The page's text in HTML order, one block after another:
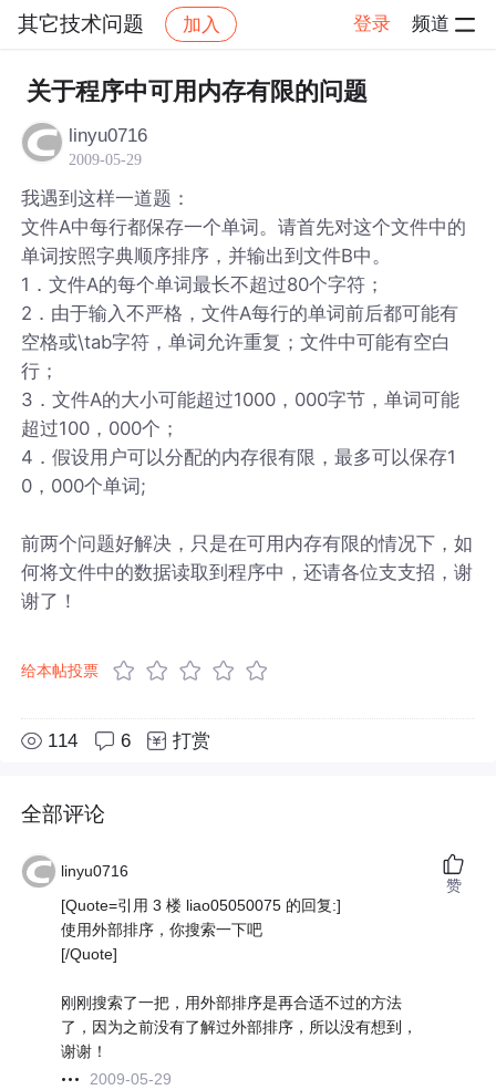
其它技术问题 加入 登录 频道
社区 其它技术问题 帖子详情
关于程序中可用内存有限的问题
linyu0716
2009-05-29
我遇到这样一道题：
文件A中每行都保存一个单词。请首先对这个文件中的
单词按照字典顺序排序，并输出到文件B中。
1．文件A的每个单词最长不超过80个字符；
2．由于输入不严格，文件A每行的单词前后都可能有
空格或\tab字符，单词允许重复；文件中可能有空白
行；
3．文件A的大小可能超过1000，000字节，单词可能
超过100，000个；
4．假设用户可以分配的内存很有限，最多可以保存1
0，000个单词;
前两个问题好解决，只是在可用内存有限的情况下，如
何将文件中的数据读取到程序中，还请各位支支招，谢
谢了！
给本帖投票
114 6 打赏
全部评论
linyu0716
[Quote=引用 3 楼 liao05050075 的回复:]
使用外部排序，你搜索一下吧
[/Quote]
刚刚搜索了一把，用外部排序是再合适不过的方法
了，因为之前没有了解过外部排序，所以没有想到，
谢谢！
2009-05-29
赞